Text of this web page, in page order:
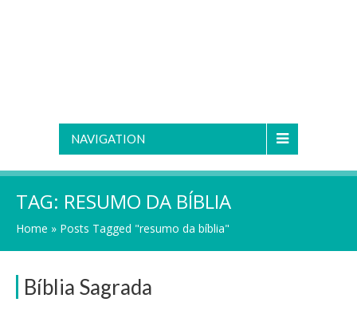
NAVIGATION
TAG: RESUMO DA BÍBLIA
Home » Posts Tagged "resumo da bíblia"
Bíblia Sagrada